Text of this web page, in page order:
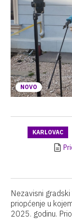
NOVO
KARLOVAC
Nezavisni
priopćenje u
2025. godinu.